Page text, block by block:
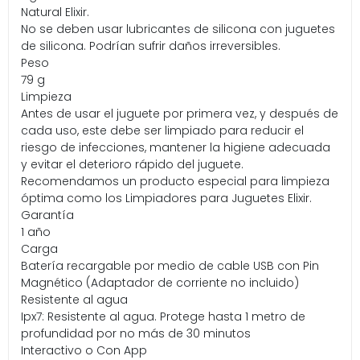
Natural Elixir.
No se deben usar lubricantes de silicona con juguetes
de silicona. Podrían sufrir daños irreversibles.
Peso
79 g
Limpieza
Antes de usar el juguete por primera vez, y después de
cada uso, este debe ser limpiado para reducir el
riesgo de infecciones, mantener la higiene adecuada
y evitar el deterioro rápido del juguete.
Recomendamos un producto especial para limpieza
óptima como los Limpiadores para Juguetes Elixir.
Garantía
1 año
Carga
Batería recargable por medio de cable USB con Pin
Magnético (Adaptador de corriente no incluido)
Resistente al agua
Ipx7: Resistente al agua. Protege hasta 1 metro de
profundidad por no más de 30 minutos
Interactivo o Con App